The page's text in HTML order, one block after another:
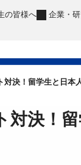
の皆様へ 企業・
対決！留学生と日本
対決！